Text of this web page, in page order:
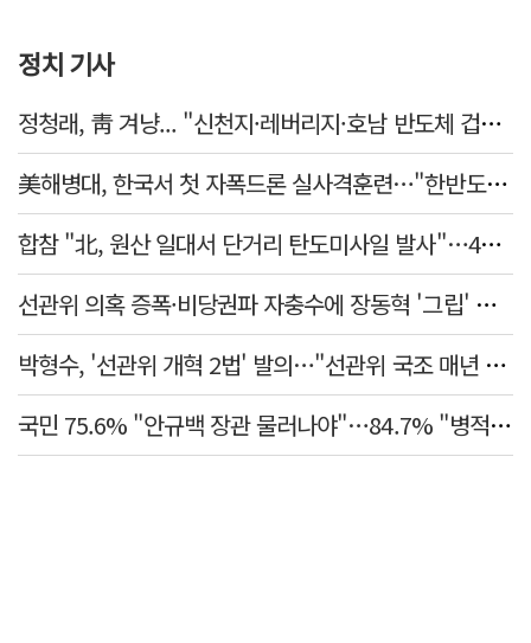
정치 기사
정청래, 靑 겨냥... "신천지·레버리지·호남 반도체 겁박 사과하라"
美해병대, 한국서 첫 자폭드론 실사격훈련…"한반도 지형 학습"
합참 "北, 원산 일대서 단거리 탄도미사일 발사"…42일 만
선관위 의혹 증폭·비당권파 자충수에 장동혁 '그립' 더 강해졌다
박형수, '선관위 개혁 2법' 발의…"선관위 국조 매년 실시"
국민 75.6% "안규백 장관 물러나야"…84.7% "병적기록부 공개해야"